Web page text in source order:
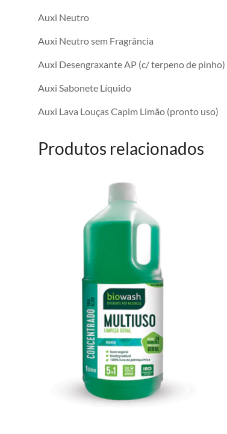
Auxi Neutro
Auxi Neutro sem Fragrância
Auxi Desengraxante AP (c/ terpeno de pinho)
Auxi Sabonete Líquido
Auxi Lava Louças Capim Limão (pronto uso)
Produtos relacionados